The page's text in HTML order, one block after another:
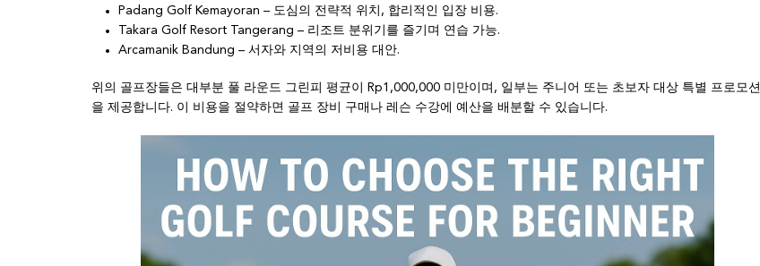
Padang Golf Kemayoran – 도심의 전략적 위치, 합리적인 입장 비용.
Takara Golf Resort Tangerang – 리조트 분위기를 즐기며 연습 가능.
Arcamanik Bandung – 서자와 지역의 저비용 대안.
위의 골프장들은 대부분 풀 라운드 그린피 평균이 Rp1,000,000 미만이며, 일부는 주니어 또는 초보자 대상 특별 프로모션
을 제공합니다. 이 비용을 절약하면 골프 장비 구매나 레슨 수강에 예산을 배분할 수 있습니다.